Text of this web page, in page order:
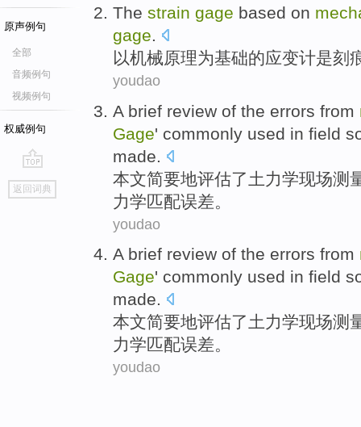
原声例句
全部
音频例句
视频例句
权威例句
go
top
返回词典
The strain gage based on
gage.
以机械原理为基础的应变计是刻
youdao
A brief review of the errors from
Gage' commonly used in field
made.
本文简要地评估了 土力学现场测
力学匹配误差 。
youdao
A brief review of the errors from
Gage' commonly used in field
made.
本文简要地评估了 土力学现场测
力学匹配误差。
youdao